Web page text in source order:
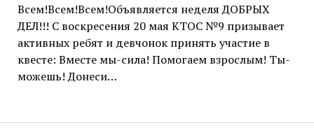
Всем!Всем!Всем!Объявляется неделя ДОБРЫХ
ДЕЛ!!! С воскресения 20 мая КТОС №9 призывает
активных ребят и девчонок принять участие в
квесте: Вместе мы-сила! Помогаем взрослым! Ты-
можешь! Донеси…